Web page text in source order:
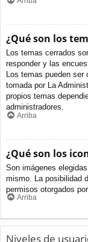
¿Qué son los
Los temas cerrados
responder y las
Los temas pueden
tomada por La
propios temas
administradores.
Arriba
¿Qué son los
Son imágenes
mismo. La posibilidad
permisos otorgados
Arriba
Niveles de